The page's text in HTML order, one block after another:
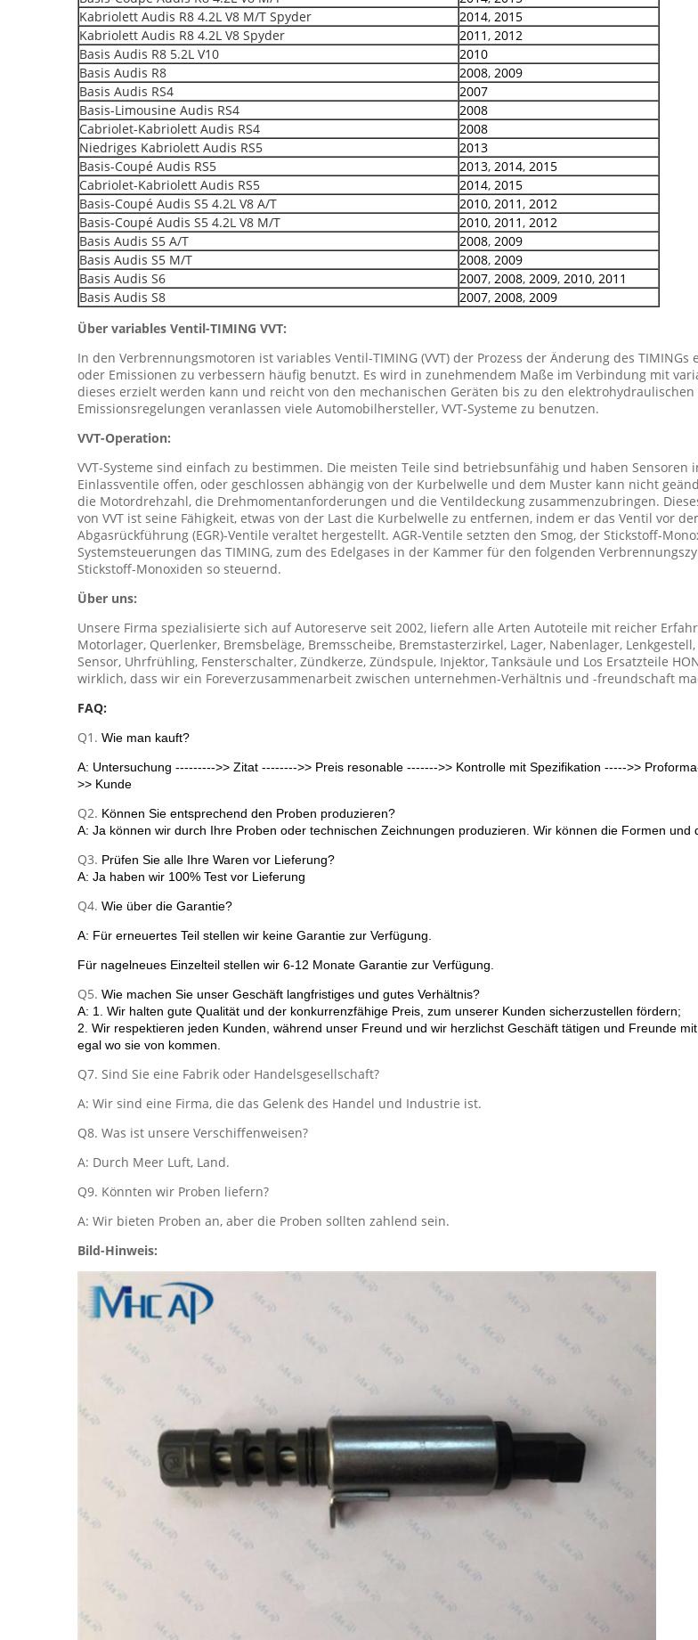
Kabriolett Audis R8 4.2L V8 M/T Spyder
2014, 2015
Kabriolett Audis R8 4.2L V8 Spyder
2011, 2012
Basis Audis R8 5.2L V10
2010
Basis Audis R8
2008, 2009
Basis Audis RS4
2007
Basis-Limousine Audis RS4
2008
Cabriolet-Kabriolett Audis RS4
2008
Niedriges Kabriolett Audis RS5
2013
Basis-Coupé Audis RS5
2013, 2014, 2015
Cabriolet-Kabriolett Audis RS5
2014, 2015
Basis-Coupé Audis S5 4.2L V8 A/T
2010, 2011, 2012
Basis-Coupé Audis S5 4.2L V8 M/T
2010, 2011, 2012
Basis Audis S5 A/T
2008, 2009
Basis Audis S5 M/T
2008, 2009
Basis Audis S6
2007, 2008, 2009, 2010, 2011
Basis Audis S8
2007, 2008, 2009
Über variables Ventil-TIMING VVT:
In den Verbrennungsmotoren ist variables Ventil-TIMING (VVT) der Prozess der Änderung des
oder Emissionen zu verbessern häufig benutzt. Es wird in zunehmendem Maße im Verbindung mit
dieses erzielt werden kann und reicht von den mechanischen Geräten bis zu den
Emissionsregelungen veranlassen viele Automobilhersteller, VVT-Systeme zu benutzen.
VVT-Operation:
VVT-Systeme sind einfach zu bestimmen. Die meisten Teile sind betriebsunfähig und haben
Einlassventile offen, oder geschlossen abhängig von der Kurbelwelle und dem Muster kann nicht
die Motordrehzahl, die Drehmomentanforderungen und die Ventildeckung zusammenzubringen.
von VVT ist seine Fähigkeit, etwas von der Last die Kurbelwelle zu entfernen, indem er das Ventil vor
Abgasrückführung (EGR)-Ventile veraltet hergestellt. AGR-Ventile setzten den Smog, der Stickstoff-
Systemsteuerungen das TIMING, zum des Edelgases in der Kammer für den folgenden
Stickstoff-Monoxiden so steuernd.
Über uns:
Unsere Firma spezialisierte sich auf Autoreserve seit 2002, liefern alle Arten Autoteile mit reicher
Motorlager, Querlenker, Bremsbeläge, Bremsscheibe, Bremstasterzirkel, Lager, Nabenlager,
Sensor, Uhrfrühling, Fensterschalter, Zündkerze, Zündspule, Injektor, Tanksäule und Los Ersatzteile
wirklich, dass wir ein Foreverzusammenarbeit zwischen unternehmen-Verhältnis und -freundschaft
FAQ:
Q1. Wie man kauft?
A: Untersuchung --------->> Zitat -------->> Preis resonable ------->> Kontrolle mit Spezifikation ----->>
>> Kunde
Q2. Können Sie entsprechend den Proben produzieren?
A: Ja können wir durch Ihre Proben oder technischen Zeichnungen produzieren. Wir können die Formen und
Q3. Prüfen Sie alle Ihre Waren vor Lieferung?
A: Ja haben wir 100% Test vor Lieferung
Q4. Wie über die Garantie?
A: Für erneuertes Teil stellen wir keine Garantie zur Verfügung.
Für nagelneues Einzelteil stellen wir 6-12 Monate Garantie zur Verfügung.
Q5. Wie machen Sie unser Geschäft langfristiges und gutes Verhältnis?
A: 1. Wir halten gute Qualität und der konkurrenzfähige Preis, zum unserer Kunden sicherzustellen fördern;
2. Wir respektieren jeden Kunden, während unser Freund und wir herzlichst Geschäft tätigen und Freunde mit
egal wo sie von kommen.
Q7. Sind Sie eine Fabrik oder Handelsgesellschaft?
A: Wir sind eine Firma, die das Gelenk des Handel und Industrie ist.
Q8. Was ist unsere Verschiffenweisen?
A: Durch Meer Luft, Land.
Q9. Könnten wir Proben liefern?
A: Wir bieten Proben an, aber die Proben sollten zahlend sein.
Bild-Hinweis: